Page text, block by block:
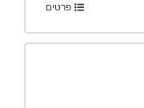
פרטים